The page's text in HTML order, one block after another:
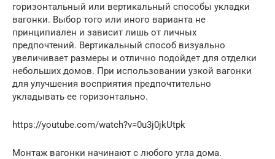
горизонтальный или вертикальный способы укладки
вагонки. Выбор того или иного варианта не
принципиален и зависит лишь от личных
предпочтений. Вертикальный способ визуально
увеличивает размеры и отлично подойдет для отделки
небольших домов. При использовании узкой вагонки
для улучшения восприятия предпочтительно
укладывать ее горизонтально.
https://youtube.com/watch?v=0u3j0jkUtpk
Монтаж вагонки начинают с любого угла дома.